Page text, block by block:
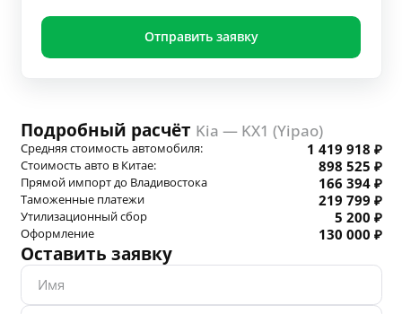
Отправить заявку
Подробный расчёт Kia — KX1 (Yipao)
Средняя стоимость автомобиля: 1 419 918 ₽
Стоимость авто в Китае: 898 525 ₽
Прямой импорт до Владивостока 166 394 ₽
Таможенные платежи 219 799 ₽
Утилизационный сбор 5 200 ₽
Оформление 130 000 ₽
Оставить заявку